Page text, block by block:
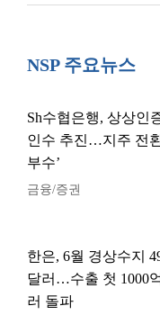
NSP 주요뉴스
Sh수협은행, 상상인
인수 추진…지주 전
부수’
금융/증권
한은, 6월 경상수지
달러…수출 첫 1000
러 돌파